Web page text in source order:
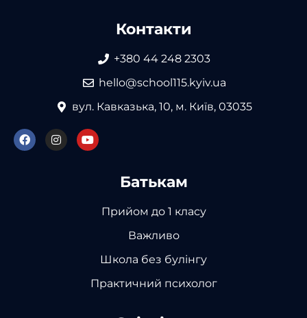
Контакти
+380 44 248 2303
hello@school115.kyiv.ua
вул. Кавказька, 10, м. Київ, 03035
Батькам
Прийом до 1 класу
Важливо
Школа без булінгу
Практичний психолог